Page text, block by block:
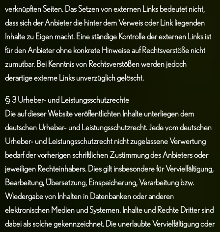
verknüpften Seiten. Das Setzen von externen Links bedeutet nicht,
dass sich der Anbieter die hinter dem Verweis oder Link liegenden
Inhalte zu Eigen macht. Eine ständige Kontrolle der externen Links ist
für den Anbieter ohne konkrete Hinweise auf Rechtsverstöße nicht
zumutbar. Bei Kenntnis von Rechtsverstößen werden jedoch
derartige externe Links unverzüglich gelöscht.
§ 3 Urheber- und Leistungsschutzrechte
Die auf dieser Website veröffentlichten Inhalte unterliegen dem
deutschen Urheber- und Leistungsschutzrecht. Jede vom deutschen
Urheber- und Leistungsschutzrecht nicht zugelassene Verwertung
bedarf der vorherigen schriftlichen Zustimmung des Anbieters oder
jeweiligen Rechteinhabers. Dies gilt insbesondere für Vervielfältigung,
Bearbeitung, Übersetzung, Einspeicherung, Verarbeitung bzw.
Wiedergabe von Inhalten in Datenbanken oder anderen
elektronischen Medien und Systemen. Inhalte und Rechte Dritter sind
dabei als solche gekennzeichnet. Die unerlaubte Vervielfältigung oder